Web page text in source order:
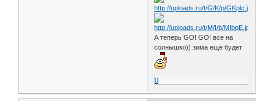
А теперь GO! GO! все на
солнышко)) зима ещё будет
0